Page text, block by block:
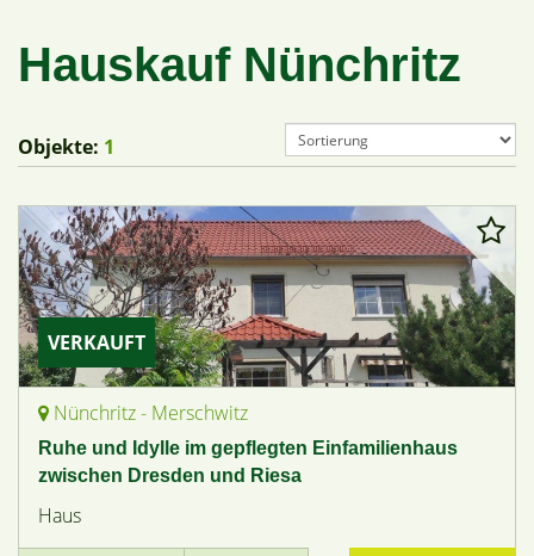
Hauskauf Nünchritz
Objekte: 1
VERKAUFT
Nünchritz - Merschwitz
Ruhe und Idylle im gepflegten Einfamilienhaus
zwischen Dresden und Riesa
Haus